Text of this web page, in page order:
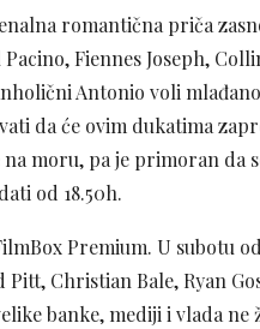
romantična priča
Fiennes Joseph,
Antonio voli
da će ovim dukatima
moru, pa je primoran da
od 18.50h.
Premium. U subotu
Christian Bale, Ryan
banke, mediji i vlada